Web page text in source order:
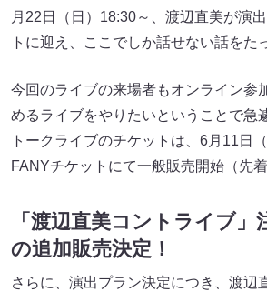
月22日（日）18:30～、渡辺直美が演
トに迎え、ここでしか話せない話をた
今回のライブの来場者もオンライン参
めるライブをやりたいということで急
トークライブのチケットは、6月11日
FANYチケットにて一般販売開始（先
「渡辺直美コントライブ」
の追加販売決定！
さらに、演出プラン決定につき、渡辺